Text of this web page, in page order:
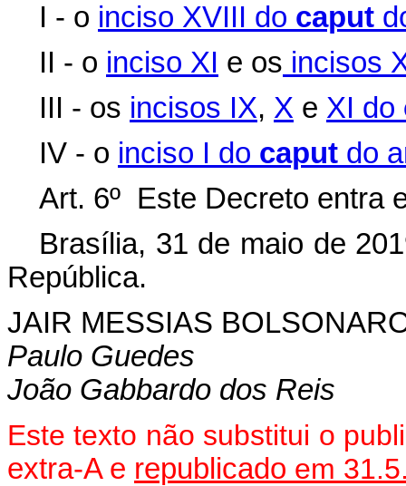
I - o inciso XVIII do caput
II - o inciso XI e os incisos
III - os incisos IX, X e XI do
IV - o inciso I do caput do
Art. 6º Este Decreto entra
Brasília, 31 de maio de
República.
JAIR MESSIAS
Paulo Guedes
João Gabbardo dos Reis
Este texto não substitui o
extra-A e republicado em